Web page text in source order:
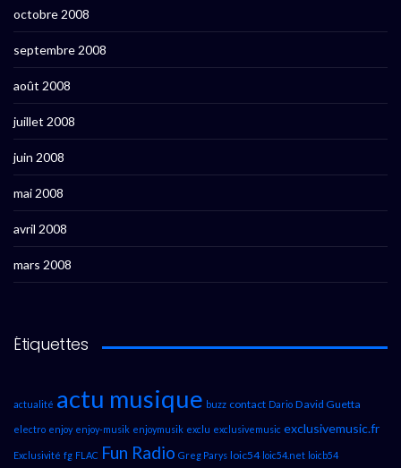
octobre 2008
septembre 2008
août 2008
juillet 2008
juin 2008
mai 2008
avril 2008
mars 2008
Étiquettes
actualité actu musique buzz contact Dario David Guetta
electro enjoy enjoy-musik enjoymusik exclu exclusivemusic exclusivemusic.fr
Exclusivité fg FLAC Fun Radio Greg Parys loic54 loic54.net loicb54